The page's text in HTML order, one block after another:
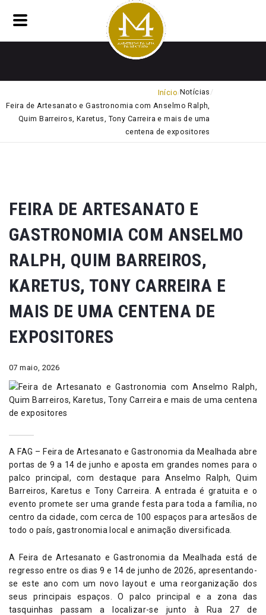
Início Notícias
Feira de Artesanato e Gastronomia com Anselmo Ralph,
Quim Barreiros, Karetus, Tony Carreira e mais de uma
centena de expositores
FEIRA DE ARTESANATO E
GASTRONOMIA COM ANSELMO
RALPH, QUIM BARREIROS,
KARETUS, TONY CARREIRA E
MAIS DE UMA CENTENA DE
EXPOSITORES
07 maio, 2026
A FAG – Feira de Artesanato e Gastronomia da Mealhada abre
portas de 9 a 14 de junho e aposta em grandes nomes para o
palco principal, com destaque para Anselmo Ralph, Quim
Barreiros, Karetus e Tony Carreira. A entrada é gratuita e o
evento promete ser uma grande festa para toda a família, no
centro da cidade, com cerca de 100 espaços para artesãos de
todo o país, gastronomia local e animação diversificada.
A Feira de Artesanato e Gastronomia da Mealhada está de
regresso entre os dias 9 e 14 de junho de 2026, apresentando-
se este ano com um novo layout e uma reorganização dos
seus principais espaços. O palco principal e a zona das
tasquinhas passam a localizar-se junto à Rua 27 de